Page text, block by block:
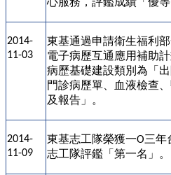
2014-
11-03
東基通過申請衛生福利
電子病歷互通應用補助
病歷基礎建設類別為「出
門診病歷單、血液檢查
及報告」。
2014-
11-09
東基志工隊榮獲一O三年
志工隊評鑑「第一名」。